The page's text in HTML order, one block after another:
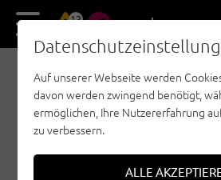
13 DE EN
INNTAL: 8
KLETTERN IM
Outdoorregion Imst, Region
Auf unserer Webseite werden
davon werden zwingend benötigt,
ermöglichen, Ihre Nutzererfahrung
zu verbessern.
ALLE